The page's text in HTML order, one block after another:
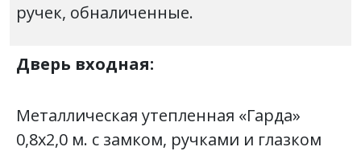
ручек, обналиченные.
Дверь входная:
Металлическая утепленная «Гарда»
0,8х2,0 м. с замком, ручками и глазком